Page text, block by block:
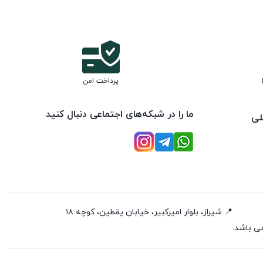
پرداخت امن
ما را در شبکه‌های اجتماعی دنبال کنید
📍 شیراز، بلوار امیرکبیر، خیابان یقطین، کوچه ۱۸